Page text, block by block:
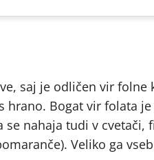
saj je odličen vir
Bogat vir folata
nahaja tudi v
Veliko ga